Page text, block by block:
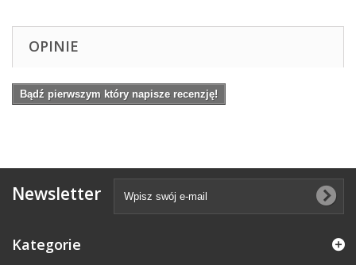
OPINIE
Bądź pierwszym który napisze recenzję!
Newsletter
Kategorie